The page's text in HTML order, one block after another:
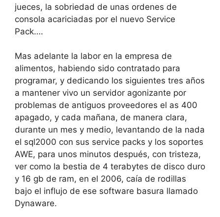
jueces, la sobriedad de unas ordenes de
consola acariciadas por el nuevo Service
Pack….
Mas adelante la labor en la empresa de
alimentos, habiendo sido contratado para
programar, y dedicando los siguientes tres años
a mantener vivo un servidor agonizante por
problemas de antiguos proveedores el as 400
apagado, y cada mañana, de manera clara,
durante un mes y medio, levantando de la nada
el sql2000 con sus service packs y los soportes
AWE, para unos minutos después, con tristeza,
ver como la bestia de 4 terabytes de disco duro
y 16 gb de ram, en el 2006, caía de rodillas
bajo el influjo de ese software basura llamado
Dynaware.